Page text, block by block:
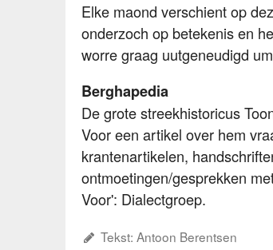
Elke maond verschient op
onderzoch op betekenis en
worre graag uutgeneudigd
Berghapedia
De grote streekhistoricus
Voor een artikel over hem
krantenartikelen,
ontmoetingen/gesprekken
Voor': Dialectgroep.
Tekst: Antoon Berentsen